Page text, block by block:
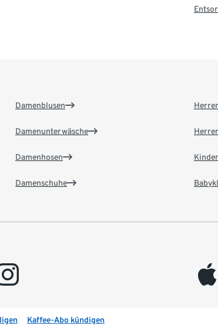
Damenblusen
Damenunterwäsche
Damenhosen
Damenschuhe
appleinc
Kaffee-Abo kündigen